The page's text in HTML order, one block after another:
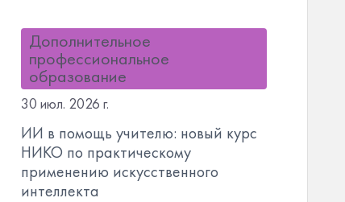
Дополнительное
профессиональное
образование
30 июл. 2026 г.
ИИ в помощь учителю: новый курс
НИКО по практическому
применению искусственного
интеллекта